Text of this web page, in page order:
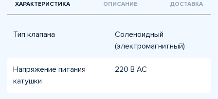
ХАРАКТЕРИСТИКА ОПИСАНИЕ ДОСТАВКА
Тип клапана
Соленоидный
(электромагнитный)
Напряжение питания
катушки
220 В AC